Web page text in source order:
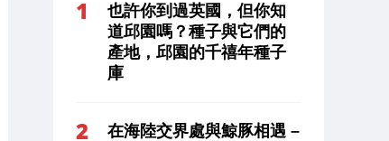
也許你到過英國，但你知
道邱園嗎？種子與它們的
產地，邱園的千禧年種子
庫
在海陸交界處與鯨豚相遇 –